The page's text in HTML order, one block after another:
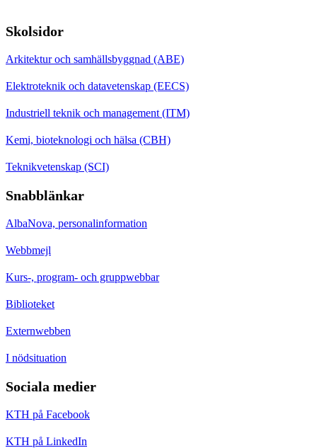
Skolsidor
Arkitektur och samhällsbyggnad (ABE)
Elektroteknik och datavetenskap (EECS)
Industriell teknik och management (ITM)
Kemi, bioteknologi och hälsa (CBH)
Teknikvetenskap (SCI)
Snabblänkar
AlbaNova, personalinformation
Webbmejl
Kurs-, program- och gruppwebbar
Biblioteket
Externwebben
I nödsituation
Sociala medier
KTH på Facebook
KTH på LinkedIn